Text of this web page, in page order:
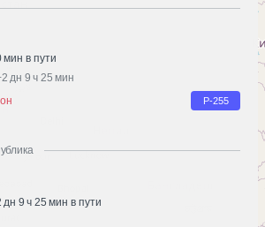
мин в пути
2 дн 9 ч 25 мин
Р-255
дн 9 ч 25 мин в пути